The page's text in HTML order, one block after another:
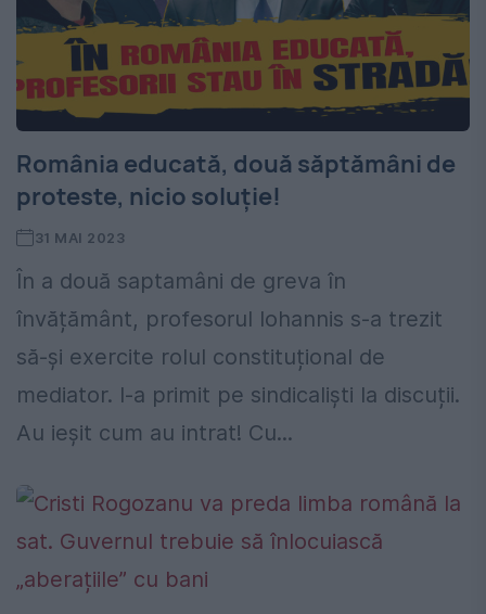
România educată, două săptămâni de
proteste, nicio soluție!
31 MAI 2023
În a două saptamâni de greva în
învățământ, profesorul Iohannis s-a trezit
să-și exercite rolul constituțional de
mediator. I-a primit pe sindicaliști la discuții.
Au ieșit cum au intrat! Cu...